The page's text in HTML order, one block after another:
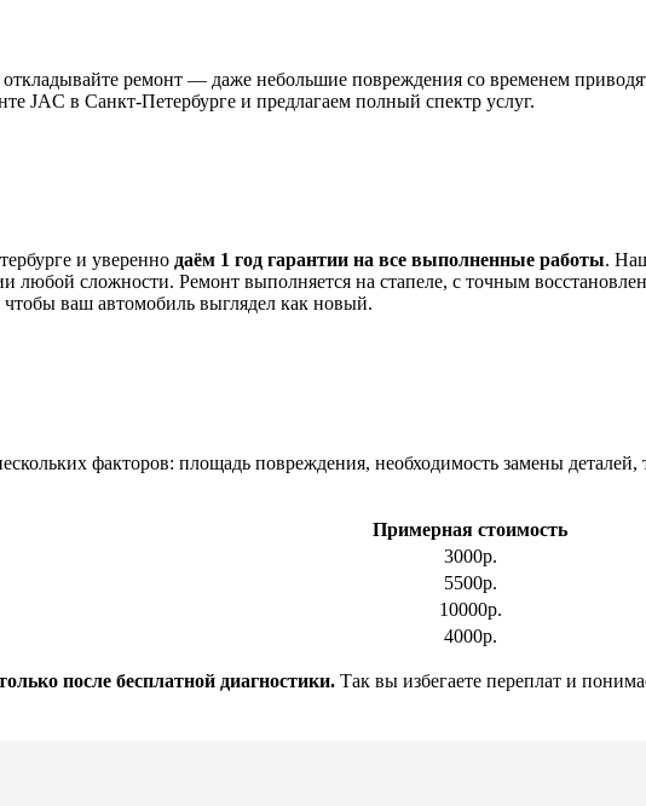
ремонт — даже небольшие повреждения со временем
JAC в Санкт-Петербурге и предлагаем полный спектр услуг.
и уверенно даём 1 год гарантии на все выполненные работы.
сложности. Ремонт выполняется на стапеле, с точным
ваш автомобиль выглядел как новый.
факторов: площадь повреждения, необходимость замены
Примерная стоимость
3000р.
5500р.
10000р.
4000р.
после бесплатной диагностики. Так вы избегаете переплат и